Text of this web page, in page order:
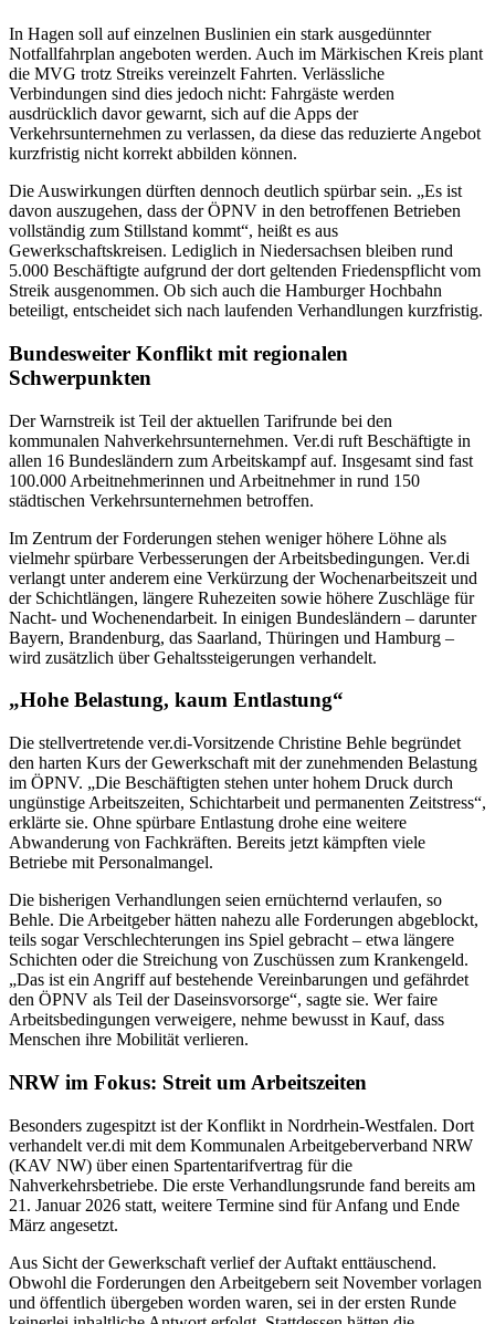
In Hagen soll auf einzelnen Buslinien ein stark ausgedünnter
Notfallfahrplan angeboten werden. Auch im Märkischen Kreis plant
die MVG trotz Streiks vereinzelt Fahrten. Verlässliche
Verbindungen sind dies jedoch nicht: Fahrgäste werden
ausdrücklich davor gewarnt, sich auf die Apps der
Verkehrsunternehmen zu verlassen, da diese das reduzierte Angebot
kurzfristig nicht korrekt abbilden können.
Die Auswirkungen dürften dennoch deutlich spürbar sein. „Es ist
davon auszugehen, dass der ÖPNV in den betroffenen Betrieben
vollständig zum Stillstand kommt“, heißt es aus
Gewerkschaftskreisen. Lediglich in Niedersachsen bleiben rund
5.000 Beschäftigte aufgrund der dort geltenden Friedenspflicht vom
Streik ausgenommen. Ob sich auch die Hamburger Hochbahn
beteiligt, entscheidet sich nach laufenden Verhandlungen kurzfristig.
Bundesweiter Konflikt mit regionalen
Schwerpunkten
Der Warnstreik ist Teil der aktuellen Tarifrunde bei den
kommunalen Nahverkehrsunternehmen. Ver.di ruft Beschäftigte in
allen 16 Bundesländern zum Arbeitskampf auf. Insgesamt sind fast
100.000 Arbeitnehmerinnen und Arbeitnehmer in rund 150
städtischen Verkehrsunternehmen betroffen.
Im Zentrum der Forderungen stehen weniger höhere Löhne als
vielmehr spürbare Verbesserungen der Arbeitsbedingungen. Ver.di
verlangt unter anderem eine Verkürzung der Wochenarbeitszeit und
der Schichtlängen, längere Ruhezeiten sowie höhere Zuschläge für
Nacht- und Wochenendarbeit. In einigen Bundesländern – darunter
Bayern, Brandenburg, das Saarland, Thüringen und Hamburg –
wird zusätzlich über Gehaltssteigerungen verhandelt.
„Hohe Belastung, kaum Entlastung“
Die stellvertretende ver.di-Vorsitzende Christine Behle begründet
den harten Kurs der Gewerkschaft mit der zunehmenden Belastung
im ÖPNV. „Die Beschäftigten stehen unter hohem Druck durch
ungünstige Arbeitszeiten, Schichtarbeit und permanenten Zeitstress“,
erklärte sie. Ohne spürbare Entlastung drohe eine weitere
Abwanderung von Fachkräften. Bereits jetzt kämpften viele
Betriebe mit Personalmangel.
Die bisherigen Verhandlungen seien ernüchternd verlaufen, so
Behle. Die Arbeitgeber hätten nahezu alle Forderungen abgeblockt,
teils sogar Verschlechterungen ins Spiel gebracht – etwa längere
Schichten oder die Streichung von Zuschüssen zum Krankengeld.
„Das ist ein Angriff auf bestehende Vereinbarungen und gefährdet
den ÖPNV als Teil der Daseinsvorsorge“, sagte sie. Wer faire
Arbeitsbedingungen verweigere, nehme bewusst in Kauf, dass
Menschen ihre Mobilität verlieren.
NRW im Fokus: Streit um Arbeitszeiten
Besonders zugespitzt ist der Konflikt in Nordrhein-Westfalen. Dort
verhandelt ver.di mit dem Kommunalen Arbeitgeberverband NRW
(KAV NW) über einen Spartentarifvertrag für die
Nahverkehrsbetriebe. Die erste Verhandlungsrunde fand bereits am
21. Januar 2026 statt, weitere Termine sind für Anfang und Ende
März angesetzt.
Aus Sicht der Gewerkschaft verlief der Auftakt enttäuschend.
Obwohl die Forderungen den Arbeitgebern seit November vorlagen
und öffentlich übergeben worden waren, sei in der ersten Runde